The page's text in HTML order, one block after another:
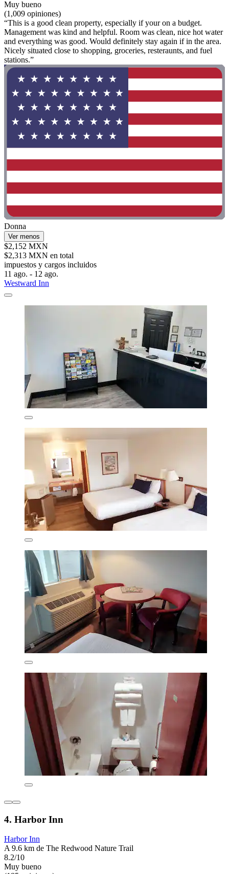
Muy bueno
(1,009 opiniones)
“This is a good clean property, especially if your on a budget.
Management was kind and helpful. Room was clean, nice hot water
and everything was good. Would definitely stay again if in the area.
Nicely situated close to shopping, groceries, resteraunts, and fuel
stations.”
Donna
Ver menos
$2,152 MXN
$2,313 MXN en total
impuestos y cargos incluidos
11 ago. - 12 ago.
Westward Inn
4. Harbor Inn
Harbor Inn
A 9.6 km de The Redwood Nature Trail
8.2/10
Muy bueno